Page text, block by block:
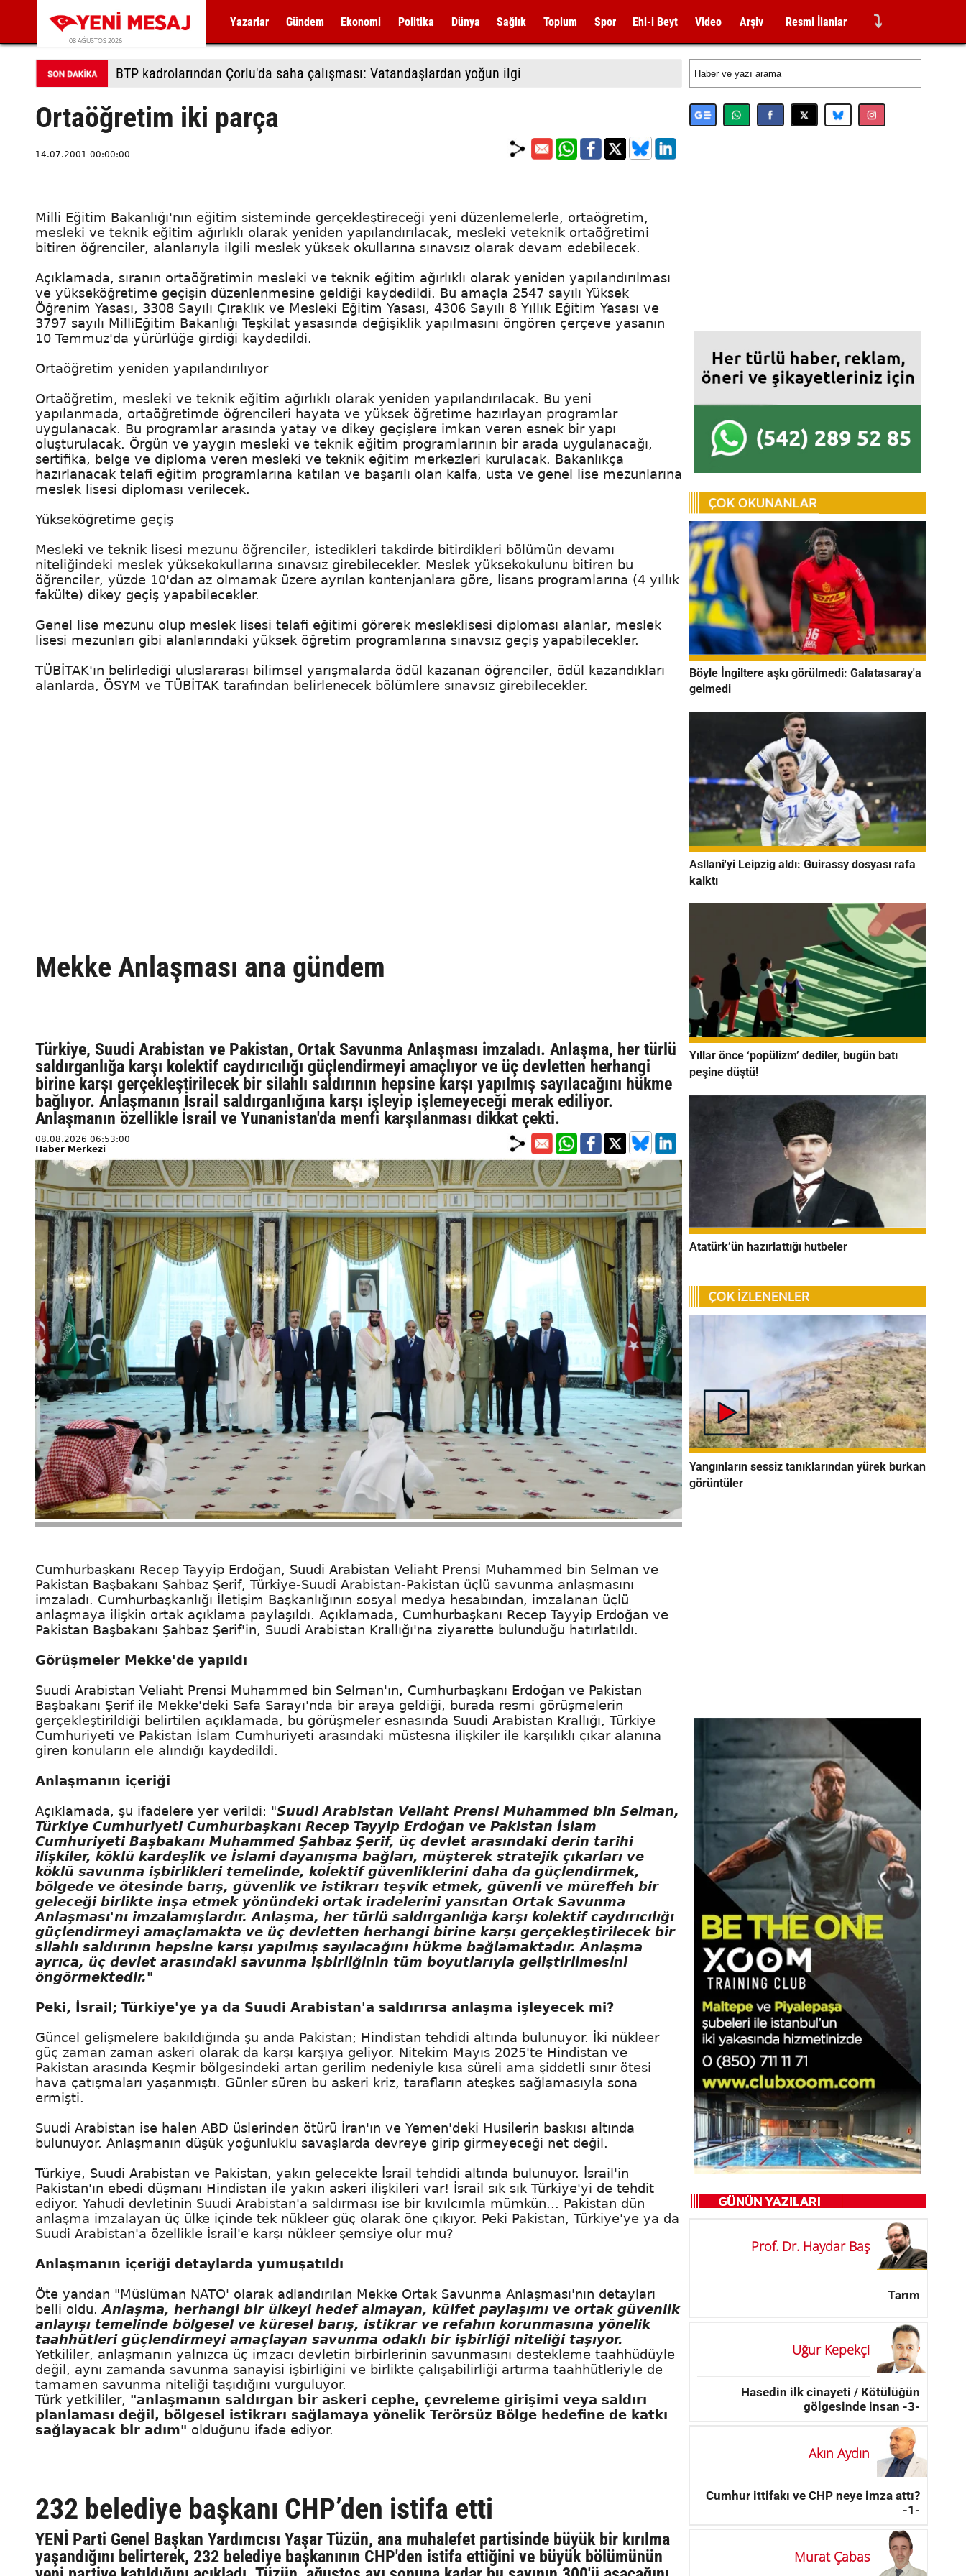
08 AĞUSTOS 2026
Yazarlar Gündem Ekonomi Politika Dünya Sağlık Toplum Spor Ehl-i Beyt Video Arşiv Resmi İlanlar ⤵
BTP kadrolarından Çorlu'da saha çalışması: Vatandaşlardan yoğun ilgi
Ortaöğretim iki parça
14.07.2001 00:00:00
Milli Eğitim Bakanlığı'nın eğitim sisteminde gerçekleştireceği yeni düzenlemelerle, ortaöğretim,
mesleki ve teknik eğitim ağırlıklı olarak yeniden yapılandırılacak, mesleki veteknik ortaöğretimi
bitiren öğrenciler, alanlarıyla ilgili meslek yüksek okullarına sınavsız olarak devam edebilecek.
Açıklamada, sıranın ortaöğretimin mesleki ve teknik eğitim ağırlıklı olarak yeniden yapılandırılması
ve yükseköğretime geçişin düzenlenmesine geldiği kaydedildi. Bu amaçla 2547 sayılı Yüksek
Öğrenim Yasası, 3308 Sayılı Çıraklık ve Mesleki Eğitim Yasası, 4306 Sayılı 8 Yıllık Eğitim Yasası ve
3797 sayılı MilliEğitim Bakanlığı Teşkilat yasasında değişiklik yapılmasını öngören çerçeve yasanın
10 Temmuz'da yürürlüğe girdiği kaydedildi.
Ortaöğretim yeniden yapılandırılıyor
Ortaöğretim, mesleki ve teknik eğitim ağırlıklı olarak yeniden yapılandırılacak. Bu yeni
yapılanmada, ortaöğretimde öğrencileri hayata ve yüksek öğretime hazırlayan programlar
uygulanacak. Bu programlar arasında yatay ve dikey geçişlere imkan veren esnek bir yapı
oluşturulacak. Örgün ve yaygın mesleki ve teknik eğitim programlarının bir arada uygulanacağı,
sertifika, belge ve diploma veren mesleki ve teknik eğitim merkezleri kurulacak. Bakanlıkça
hazırlanacak telafi eğitim programlarına katılan ve başarılı olan kalfa, usta ve genel lise mezunlarına
meslek lisesi diploması verilecek.
Yükseköğretime geçiş
Mesleki ve teknik lisesi mezunu öğrenciler, istedikleri takdirde bitirdikleri bölümün devamı
niteliğindeki meslek yüksekokullarına sınavsız girebilecekler. Meslek yüksekokulunu bitiren bu
öğrenciler, yüzde 10'dan az olmamak üzere ayrılan kontenjanlara göre, lisans programlarına (4 yıllık
fakülte) dikey geçiş yapabilecekler.
Genel lise mezunu olup meslek lisesi telafi eğitimi görerek mesleklisesi diploması alanlar, meslek
lisesi mezunları gibi alanlarındaki yüksek öğretim programlarına sınavsız geçiş yapabilecekler.
TÜBİTAK'ın belirlediği uluslararası bilimsel yarışmalarda ödül kazanan öğrenciler, ödül kazandıkları
alanlarda, ÖSYM ve TÜBİTAK tarafından belirlenecek bölümlere sınavsız girebilecekler.
Mekke Anlaşması ana gündem
Türkiye, Suudi Arabistan ve Pakistan, Ortak Savunma Anlaşması imzaladı. Anlaşma, her türlü
saldırganlığa karşı kolektif caydırıcılığı güçlendirmeyi amaçlıyor ve üç devletten herhangi
birine karşı gerçekleştirilecek bir silahlı saldırının hepsine karşı yapılmış sayılacağını hükme
bağlıyor. Anlaşmanın İsrail saldırganlığına karşı işleyip işlemeyeceği merak ediliyor.
Anlaşmanın özellikle İsrail ve Yunanistan'da menfi karşılanması dikkat çekti.
08.08.2026 06:53:00
Haber Merkezi
Cumhurbaşkanı Recep Tayyip Erdoğan, Suudi Arabistan Veliaht Prensi Muhammed bin Selman ve
Pakistan Başbakanı Şahbaz Şerif, Türkiye-Suudi Arabistan-Pakistan üçlü savunma anlaşmasını
imzaladı. Cumhurbaşkanlığı İletişim Başkanlığının sosyal medya hesabından, imzalanan üçlü
anlaşmaya ilişkin ortak açıklama paylaşıldı. Açıklamada, Cumhurbaşkanı Recep Tayyip Erdoğan ve
Pakistan Başbakanı Şahbaz Şerif'in, Suudi Arabistan Krallığı'na ziyarette bulunduğu hatırlatıldı.
Görüşmeler Mekke'de yapıldı
Suudi Arabistan Veliaht Prensi Muhammed bin Selman'ın, Cumhurbaşkanı Erdoğan ve Pakistan
Başbakanı Şerif ile Mekke'deki Safa Sarayı'nda bir araya geldiği, burada resmi görüşmelerin
gerçekleştirildiği belirtilen açıklamada, bu görüşmeler esnasında Suudi Arabistan Krallığı, Türkiye
Cumhuriyeti ve Pakistan İslam Cumhuriyeti arasındaki müstesna ilişkiler ile karşılıklı çıkar alanına
giren konuların ele alındığı kaydedildi.
Anlaşmanın içeriği
Açıklamada, şu ifadelere yer verildi: "Suudi Arabistan Veliaht Prensi Muhammed bin Selman,
Türkiye Cumhuriyeti Cumhurbaşkanı Recep Tayyip Erdoğan ve Pakistan İslam
Cumhuriyeti Başbakanı Muhammed Şahbaz Şerif, üç devlet arasındaki derin tarihi
ilişkiler, köklü kardeşlik ve İslami dayanışma bağları, müşterek stratejik çıkarları ve
köklü savunma işbirlikleri temelinde, kolektif güvenliklerini daha da güçlendirmek,
bölgede ve ötesinde barış, güvenlik ve istikrarı teşvik etmek, güvenli ve müreffeh bir
geleceği birlikte inşa etmek yönündeki ortak iradelerini yansıtan Ortak Savunma
Anlaşması'nı imzalamışlardır. Anlaşma, her türlü saldırganlığa karşı kolektif caydırıcılığı
güçlendirmeyi amaçlamakta ve üç devletten herhangi birine karşı gerçekleştirilecek bir
silahlı saldırının hepsine karşı yapılmış sayılacağını hükme bağlamaktadır. Anlaşma
ayrıca, üç devlet arasındaki savunma işbirliğinin tüm boyutlarıyla geliştirilmesini
öngörmektedir."
Peki, İsrail; Türkiye'ye ya da Suudi Arabistan'a saldırırsa anlaşma işleyecek mi?
Güncel gelişmelere bakıldığında şu anda Pakistan; Hindistan tehdidi altında bulunuyor. İki nükleer
güç zaman zaman askeri olarak da karşı karşıya geliyor. Nitekim Mayıs 2025'te Hindistan ve
Pakistan arasında Keşmir bölgesindeki artan gerilim nedeniyle kısa süreli ama şiddetli sınır ötesi
hava çatışmaları yaşanmıştı. Günler süren bu askeri kriz, tarafların ateşkes sağlamasıyla sona
ermişti.
Suudi Arabistan ise halen ABD üslerinden ötürü İran'ın ve Yemen'deki Husilerin baskısı altında
bulunuyor. Anlaşmanın düşük yoğunluklu savaşlarda devreye girip girmeyeceği net değil.
Türkiye, Suudi Arabistan ve Pakistan, yakın gelecekte İsrail tehdidi altında bulunuyor. İsrail'in
Pakistan'ın ebedi düşmanı Hindistan ile yakın askeri ilişkileri var! İsrail sık sık Türkiye'yi de tehdit
ediyor. Yahudi devletinin Suudi Arabistan'a saldırması ise bir kıvılcımla mümkün... Pakistan dün
anlaşma imzalayan üç ülke içinde tek nükleer güç olarak öne çıkıyor. Peki Pakistan, Türkiye'ye ya da
Suudi Arabistan'a özellikle İsrail'e karşı nükleer şemsiye olur mu?
Anlaşmanın içeriği detaylarda yumuşatıldı
Öte yandan "Müslüman NATO' olarak adlandırılan Mekke Ortak Savunma Anlaşması'nın detayları
belli oldu.Anlaşma, herhangi bir ülkeyi hedef almayan, külfet paylaşımı ve ortak güvenlik
anlayışı temelinde bölgesel ve küresel barış, istikrar ve refahın korunmasına yönelik
taahhütleri güçlendirmeyi amaçlayan savunma odaklı bir işbirliği niteliği taşıyor.
Yetkililer, anlaşmanın yalnızca üç imzacı devletin birbirlerinin savunmasını destekleme taahhüdüyle
değil, aynı zamanda savunma sanayisi işbirliğini ve birlikte çalışabilirliği artırma taahhütleriyle de
tamamen savunma niteliği taşıdığını vurguluyor.
Türk yetkililer, "anlaşmanın saldırgan bir askeri cephe, çevreleme girişimi veya saldırı
planlaması değil, bölgesel istikrarı sağlamaya yönelik Terörsüz Bölge hedefine de katkı
sağlayacak bir adım" olduğunu ifade ediyor.
232 belediye başkanı CHP’den istifa etti
YENİ Parti Genel Başkan Yardımcısı Yaşar Tüzün, ana muhalefet partisinde büyük bir kırılma
yaşandığını belirterek, 232 belediye başkanının CHP'den istifa ettiğini ve büyük bölümünün
Böyle İngiltere aşkı görülmedi: Galatasaray'a
gelmedi
Asllani'yi Leipzig aldı: Guirassy dosyası rafa
kalktı
Yıllar önce ‘popülizm’ dediler, bugün batı
peşine düştü!
Atatürk’ün hazırlattığı hutbeler
Yangınların sessiz tanıklarından yürek burkan
görüntüler
Prof. Dr. Haydar Baş
Tarım
Uğur Kepekçi
Hasedin ilk cinayeti / Kötülüğün
gölgesinde insan -3-
Akın Aydın
Cumhur ittifakı ve CHP neye imza attı?
-1-
Murat Çabas